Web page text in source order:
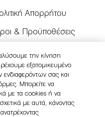
Απορρήτου
& Προϋποθέσεις
τα Cookies
Ιστότοπου
την κίνηση
εξατομικευμένο
ενδιαφερόντων σας και
Μπορείτε να
με τα cookies ή να
με αυτά, κάνοντας